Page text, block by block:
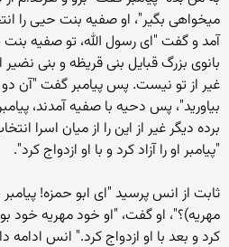
میخواهی بگیر"، او صفیه بنت حیی را
آمد و گفت "ای رسول الله، تو صفیه
بانوی بزرگ قبایل بنی قریظه و بنی
غیر از تو نیست. پس پیامبر گفت "آن دو
بیاورید"، پس دحيه با صفیه آمدند،
برده دیگر غیر از این را از میان اسرا
"پیامبر او را آزاد کرد و با او ازدواج کرد".
ثابت از انس پرسید "ای ابو حمزه!
مهریه)؟"، او گفت، "او خود مهریه خود بود،
کرد و بعد با او ازدواج کرد." انس ادامه